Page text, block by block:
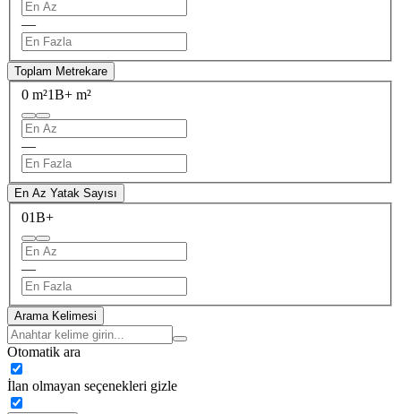
—
Toplam Metrekare
0 m²1B+ m²
—
En Az Yatak Sayısı
01B+
—
Arama Kelimesi
Otomatik ara
İlan olmayan seçenekleri gizle